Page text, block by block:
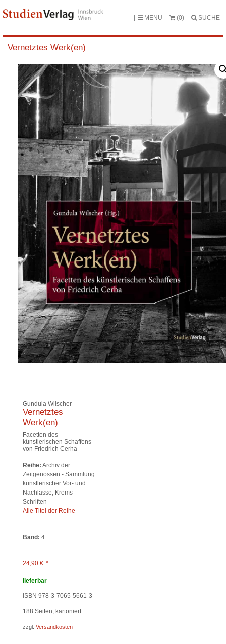
MENU (0) SUCHE
Vernetztes Werk(en)
Gundula Wilscher
Vernetztes
Werk(en)
Facetten des
künstlerischen Schaffens
von Friedrich Cerha
Reihe: Archiv der
Zeitgenossen - Sammlung
künstlerischer Vor- und
Nachlässe, Krems
Schriften
Alle Titel der Reihe
Band: 4
24,90 € *
lieferbar
ISBN 978-3-7065-5661-3
188 Seiten, kartoniert
zzgl. Versandkosten